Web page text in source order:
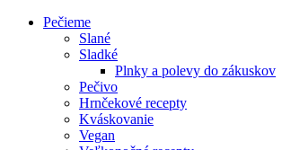
Pečieme
Slané
Sladké
Plnky a polevy do zákuskov
Pečivo
Hrnčekové recepty
Kváskovanie
Vegan